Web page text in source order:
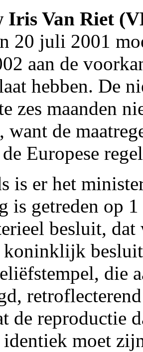
Iris Van Riet
20 juli 2001
aan de
hebben. De
zes maanden
want de
Europese
is er het
is getreden op
besluit,
die
de reproductie
identiek moet